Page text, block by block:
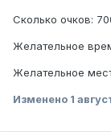
Сколько очков:
Желательное
Желательное
Изменено 1